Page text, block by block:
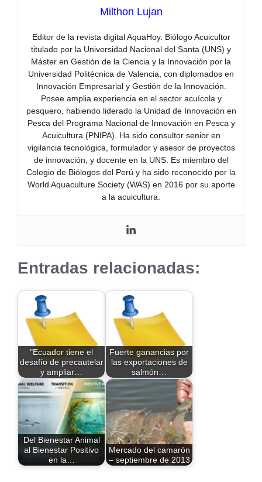
Milthon Lujan
Editor de la revista digital AquaHoy. Biólogo Acuicultor
titulado por la Universidad Nacional del Santa (UNS) y
Máster en Gestión de la Ciencia y la Innovación por la
Universidad Politécnica de Valencia, con diplomados en
Innovación Empresarial y Gestión de la Innovación.
Posee amplia experiencia en el sector acuícola y
pesquero, habiendo liderado la Unidad de Innovación en
Pesca del Programa Nacional de Innovación en Pesca y
Acuicultura (PNIPA). Ha sido consultor senior en
vigilancia tecnológica, formulador y asesor de proyectos
de innovación, y docente en la UNS. Es miembro del
Colegio de Biólogos del Perú y ha sido reconocido por la
World Aquaculture Society (WAS) en 2016 por su aporte
a la acuicultura.
Entradas relacionadas:
"Ecuador tiene el
desafío de precautelar
y ampliar…
Fuerte ganancias por
las exportaciones de
salmón…
Del Bienestar Animal
al Bienestar Positivo
en la…
Mercado del camarón
– septiembre de 2013